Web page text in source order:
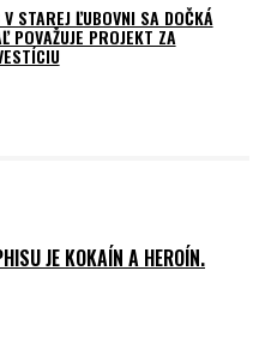
STAREJ ĽUBOVNI SA DOČKÁ
POVAŽUJE PROJEKT ZA
JE KOKAÍN A HEROÍN.